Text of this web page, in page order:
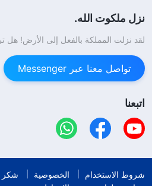
نزل ملكوت الله.
لقد نزلت المملكة بالفعل إلى الأرض! هل
تواصل معنا عبر Messenger
اتبعنا
شروط الاستخدام الخصوصية
شكر